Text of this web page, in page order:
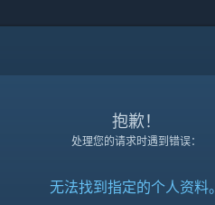
抱歉！
处理您的请求时遇到错误：
无法找到指定的个人资料。